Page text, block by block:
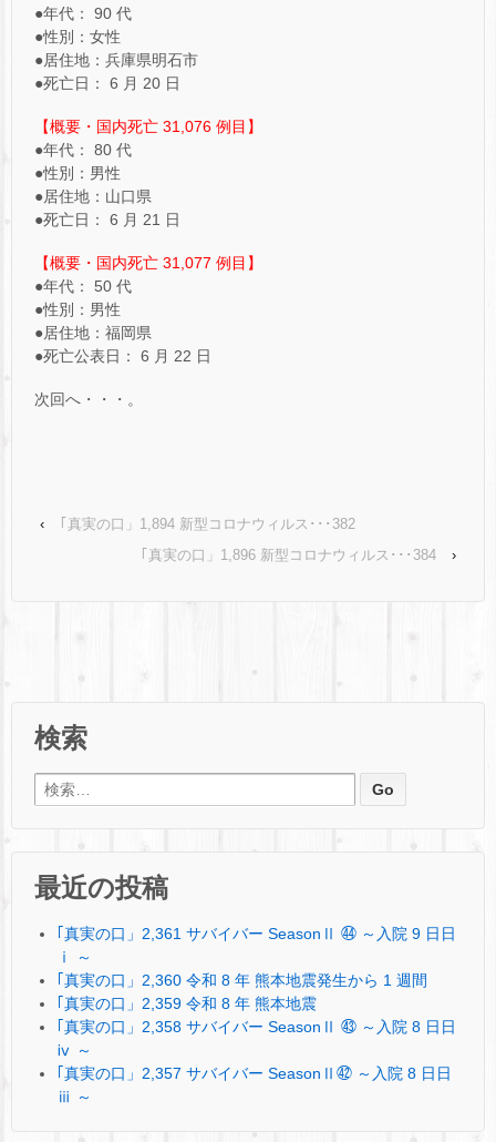
●年代： 90 代
●性別：女性
●居住地：兵庫県明石市
●死亡日： 6 月 20 日
【概要・国内死亡 31,076 例目】
●年代： 80 代
●性別：男性
●居住地：山口県
●死亡日： 6 月 21 日
【概要・国内死亡 31,077 例目】
●年代： 50 代
●性別：男性
●居住地：福岡県
●死亡公表日： 6 月 22 日
次回へ・・・。
‹
｢真実の口」1,894 新型コロナウィルス･･･382
｢真実の口」1,896 新型コロナウィルス･･･384
›
検索
検索:
最近の投稿
｢真実の口」2,361 サバイバー SeasonⅡ ㊹ ～入院 9 日日
ⅰ ～
｢真実の口」2,360 令和 8 年 熊本地震発生から 1 週間
｢真実の口」2,359 令和 8 年 熊本地震
｢真実の口」2,358 サバイバー SeasonⅡ ㊸ ～入院 8 日日
ⅳ ～
｢真実の口」2,357 サバイバー SeasonⅡ㊷ ～入院 8 日日
ⅲ ～